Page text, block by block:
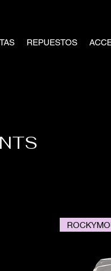
REPUESTOS